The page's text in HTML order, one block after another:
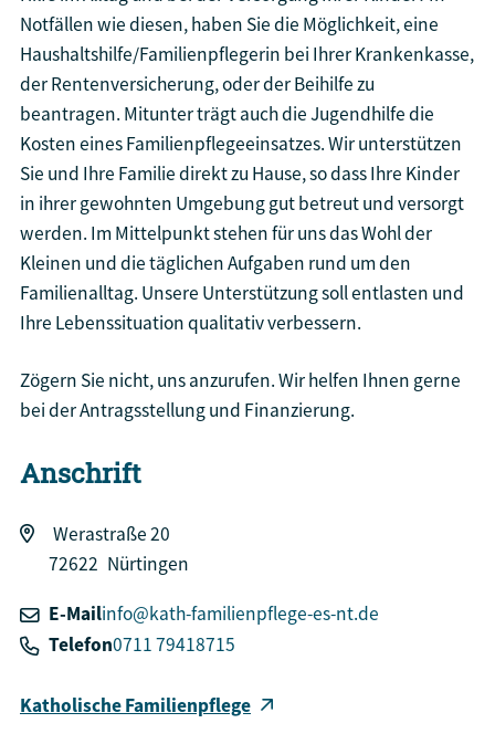
Notfällen wie diesen, haben Sie die Möglichkeit, eine
Haushaltshilfe/Familienpflegerin bei Ihrer Krankenkasse,
der Rentenversicherung, oder der Beihilfe zu
beantragen. Mitunter trägt auch die Jugendhilfe die
Kosten eines Familienpflegeeinsatzes. Wir unterstützen
Sie und Ihre Familie direkt zu Hause, so dass Ihre Kinder
in ihrer gewohnten Umgebung gut betreut und versorgt
werden. Im Mittelpunkt stehen für uns das Wohl der
Kleinen und die täglichen Aufgaben rund um den
Familienalltag. Unsere Unterstützung soll entlasten und
Ihre Lebenssituation qualitativ verbessern.
Zögern Sie nicht, uns anzurufen. Wir helfen Ihnen gerne
bei der Antragsstellung und Finanzierung.
Anschrift
Werastraße 20
72622 Nürtingen
E-Mailinfo@kath-familienpflege-es-nt.de
Telefon0711 79418715
Katholische Familienpflege